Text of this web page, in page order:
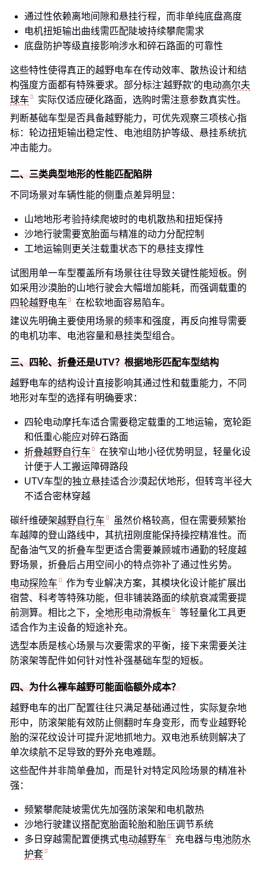
通过性依赖离地间隙和悬挂行程，而非单纯底盘高度
电机扭矩输出曲线需匹配陡坡持续攀爬需求
底盘防护等级直接影响涉水和碎石路面的可靠性
这些特性使得真正的越野电车在传动效率、散热设计和结
构强度方面都有特殊要求。部分标注'越野款'的电动高尔夫
球车
实际仅适应硬化路面，选购时需注意参数真实性。
判断基础车型是否具备越野能力，可优先观察三项核心指
标：轮边扭矩输出稳定性、电池组防护等级、悬挂系统抗
冲击能力。
二、三类典型地形的性能匹配陷阱
不同场景对车辆性能的侧重点差异明显：
山地地形考验持续爬坡时的电机散热和扭矩保持
沙地行驶需要宽胎面与精准的动力分配控制
工地运输则更关注载重状态下的悬挂支撑性
试图用单一车型覆盖所有场景往往导致关键性能短板。例
如采用沙漠胎的山地行驶会大幅增加能耗，而强调载重的
四轮越野电车
在松软地面容易陷车。
建议先明确主要使用场景的频率和强度，再反向推导需要
的电机功率、电池容量和悬挂类型组合。
三、四轮、折叠还是UTV？根据地形匹配车型结构
越野电车的结构设计直接影响其通过性和载重能力，不同
地形对车型的选择有明确要求：
四轮电动摩托车适合需要稳定载重的工地运输，宽轮距
和低重心能应对碎石路面
折叠越野自行车
在狭窄山地小径优势明显，轻量化设
计便于人工搬运障碍路段
UTV车型的独立悬挂适合沙漠起伏地形，但转弯半径大
不适合密林穿越
碳纤维硬架越野自行车
虽然价格较高，但在需要频繁抬
车越障的登山路线中，其抗扭刚度能保持操控精准性。而
配备油气叉的折叠车型更适合需要兼顾城市通勤的轻度越
野场景，折叠后占用空间小的特点弥补了通过性劣势。
电动探险车
作为专业解决方案，其模块化设计能扩展出
宿营、科考等特殊功能，但非铺装路面的续航衰减需要提
前测算。相比之下， 全地形电动滑板车
等轻量化工具更
适合作为主设备的短途补充。
选型本质是核心场景与次要需求的平衡，接下来需要关注
防滚架等配件如何针对性补强基础车型的短板。
四、为什么裸车越野可能面临额外成本？
越野电车的出厂配置往往只满足基础通过性，实际复杂地
形中，防滚架能有效防止侧翻时车身变形，而专业越野轮
胎的深花纹设计可提升泥地抓地力。双电池系统则解决了
单次续航不足导致的野外充电难题。
这些配件并非简单叠加，而是针对特定风险场景的精准补
强：
频繁攀爬陡坡需优先加强防滚架和电机散热
沙地行驶建议搭配宽胎面轮胎和胎压调节系统
多日穿越需配置便携式电动越野车 充电器与电池防水
护套